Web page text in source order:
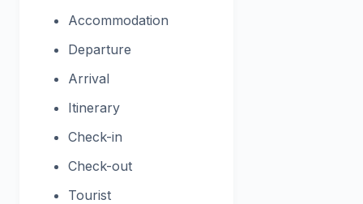
Accommodation
Departure
Arrival
Itinerary
Check-in
Check-out
Tourist